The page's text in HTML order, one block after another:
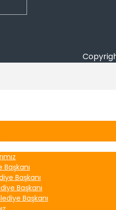
Başkanı
Başkanı
Başkanı
Başkanı